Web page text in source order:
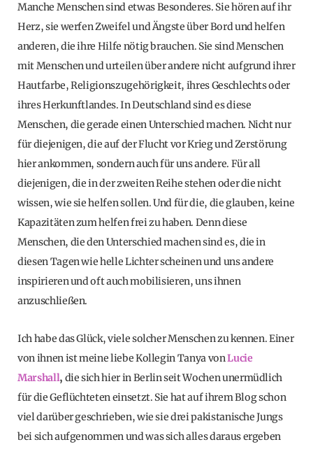
Manche Menschen sind etwas Besonderes. Sie hören auf ihr
Herz, sie werfen Zweifel und Ängste über Bord und helfen
anderen, die ihre Hilfe nötig brauchen. Sie sind Menschen
mit Menschen und urteilen über andere nicht aufgrund ihrer
Hautfarbe, Religionszugehörigkeit, ihres Geschlechts oder
ihres Herkunftlandes. In Deutschland sind es diese
Menschen, die gerade einen Unterschied machen. Nicht nur
für diejenigen, die auf der Flucht vor Krieg und Zerstörung
hier ankommen, sondern auch für uns andere. Für all
diejenigen, die in der zweiten Reihe stehen oder die nicht
wissen, wie sie helfen sollen. Und für die, die glauben, keine
Kapazitäten zum helfen frei zu haben. Denn diese
Menschen, die den Unterschied machen sind es, die in
diesen Tagen wie helle Lichter scheinen und uns andere
inspirieren und oft auch mobilisieren, uns ihnen
anzuschließen.
Ich habe das Glück, viele solcher Menschen zu kennen. Einer
von ihnen ist meine liebe Kollegin Tanya vonLucie
Marshall, die sich hier in Berlin seit Wochen unermüdlich
für die Geflüchteten einsetzt. Sie hat auf ihrem Blog schon
viel darüber geschrieben, wie sie drei pakistanische Jungs
bei sich aufgenommen und was sich alles daraus ergeben